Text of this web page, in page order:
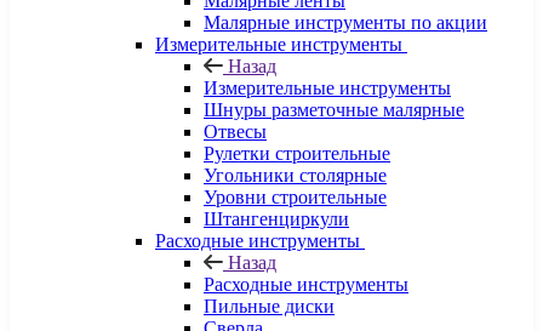
Малярные инструменты по акции
Измерительные инструменты
Назад
Измерительные инструменты
Шнуры разметочные малярные
Отвесы
Рулетки строительные
Угольники столярные
Уровни строительные
Штангенциркули
Расходные инструменты
Назад
Расходные инструменты
Пильные диски